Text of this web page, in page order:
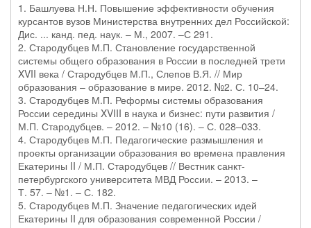
1. Башлуева Н.Н. Повышение эффективности обучения
курсантов вузов Министерства внутренних дел Российской:
Дис. ... канд. пед. наук. – М., 2007. –С 291.
2. Стародубцев М.П. Становление государственной
системы общего образования в России в последней трети
XVII века / Стародубцев М.П., Слепов В.Я. // Мир
образования – образование в мире. 2012. №2. С. 10–24.
3. Стародубцев М.П. Реформы системы образования
России середины XVIII в наука и бизнес: пути развития /
М.П. Стародубцев. – 2012. – №10 (16). – С. 028–033.
4. Стародубцев М.П. Педагогические размышления и
проекты организации образования во времена правления
Екатерины II / М.П. Стародубцев // Вестник санкт-
петербургского университета МВД России. – 2013. –
Т. 57. – №1. – С. 182.
5. Стародубцев М.П. Значение педагогических идей
Екатерины II для образования современной России /